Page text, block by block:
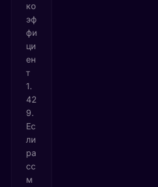
ко
эф
фи
ци
ен
т
1.
42
9.
Ес
ли
ра
сс
м